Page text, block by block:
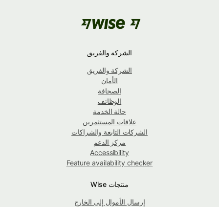
الشركة والفريق
الشركة والفريق
الأمان
الصحافة
الوظائف
حالة الخدمة
علاقات المستثمرين
الشركات التابعة والشراكات
مركز الدعم
Accessibility
Feature availability checker
منتجات Wise
إرسال الأموال إلى الخارج